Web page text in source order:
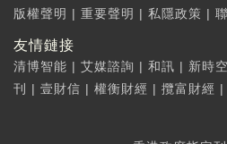
版權聲明 | 重要聲明 | 私隱政策 |
友情鏈接
清博智能 | 艾媒諮詢 | 和訊 | 新時空
刊
| 壹財信 | 權衡財經 | 攬富財經 |